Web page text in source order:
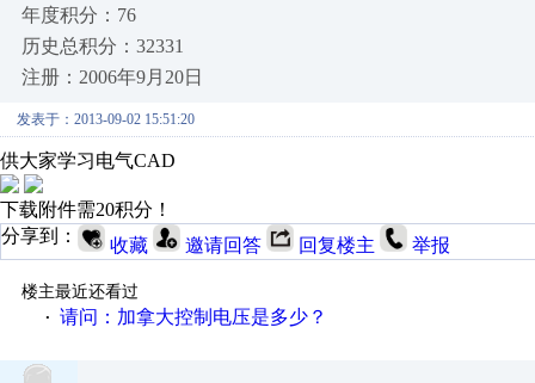
年度积分：76
历史总积分：32331
注册：2006年9月20日
发表于：2013-09-02 15:51:20
供大家学习电气CAD
下载附件需20积分！
分享到：
收藏 邀请回答 回复楼主 举报
楼主最近还看过
· 请问：加拿大控制电压是多少？